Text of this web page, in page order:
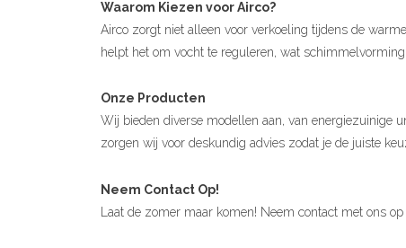
Waarom Kiezen voor Airco?
Airco zorgt niet alleen voor verkoeling tijdens de
helpt het om vocht te reguleren, wat schimmelvorming
Onze Producten
Wij bieden diverse modellen aan, van energiezuinige
zorgen wij voor deskundig advies zodat je de juiste
Neem Contact Op!
Laat de zomer maar komen! Neem contact met ons